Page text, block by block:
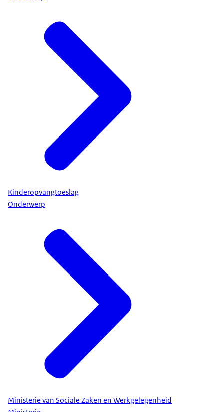
Kinderopvangtoeslag
Onderwerp
Ministerie van Sociale Zaken en Werkgelegenheid